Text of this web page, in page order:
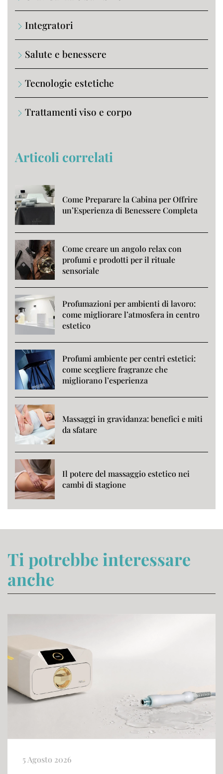
Integratori
Salute e benessere
Tecnologie estetiche
Trattamenti viso e corpo
Articoli correlati
Come Preparare la Cabina per Offrire
un’Esperienza di Benessere Completa
Come creare un angolo relax con
profumi e prodotti per il rituale
sensoriale
Profumazioni per ambienti di lavoro:
come migliorare l’atmosfera in centro
estetico
Profumi ambiente per centri estetici:
come scegliere fragranze che
migliorano l’esperienza
Massaggi in gravidanza: benefici e miti
da sfatare
Il potere del massaggio estetico nei
cambi di stagione
Ti potrebbe interessare
anche
5 Agosto 2026